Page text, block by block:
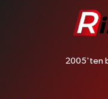
2005'ten